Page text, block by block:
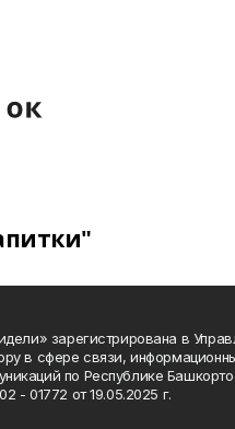
зарегистрирована в
в сфере связи,
по Республике
- 01772 от 19.05.2025 г.